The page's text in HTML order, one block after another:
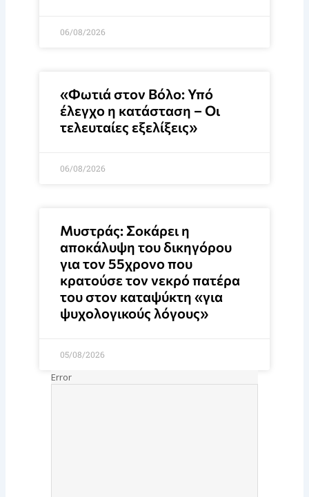
06/08/2026
«Φωτιά στον Βόλο: Υπό
έλεγχο η κατάσταση – Οι
τελευταίες εξελίξεις»
06/08/2026
Μυστράς: Σοκάρει η
αποκάλυψη του δικηγόρου
για τον 55χρονο που
κρατούσε τον νεκρό πατέρα
του στον καταψύκτη «για
ψυχολογικούς λόγους»
05/08/2026